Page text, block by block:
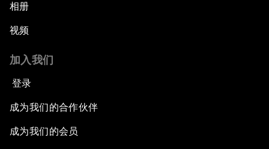
相册
视频
加入我们
登录
成为我们的合作伙伴
成为我们的会员